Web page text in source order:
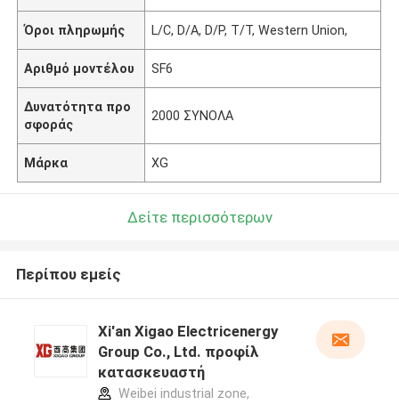
Όροι πληρωμής L/C, D/A, D/P, T/T, Western Union,
Αριθμό μοντέλου SF6
Δυνατότητα προ
σφοράς
2000 ΣΥΝΟΛΑ
Μάρκα XG
Δείτε περισσότερων
Περίπου εμείς
Xi'an Xigao Electricenergy
Group Co., Ltd. προφίλ
κατασκευαστή
Weibei industrial zone,